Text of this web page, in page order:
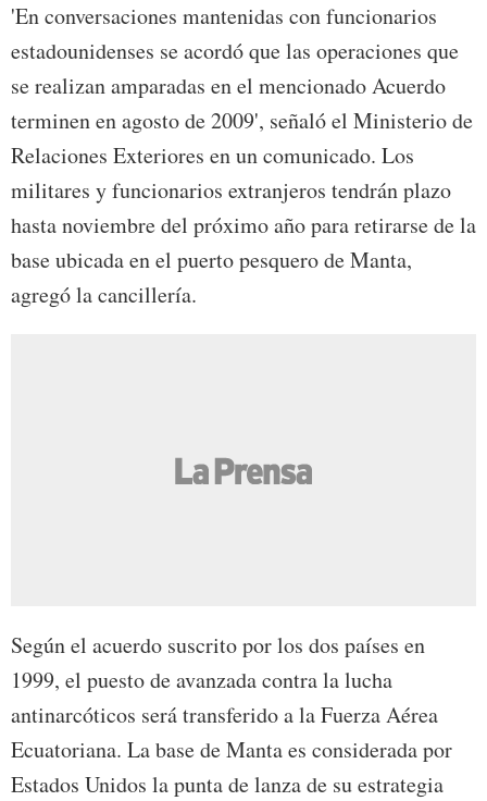
'En conversaciones mantenidas con funcionarios
estadounidenses se acordó que las operaciones que
se realizan amparadas en el mencionado Acuerdo
terminen en agosto de 2009', señaló el Ministerio de
Relaciones Exteriores en un comunicado. Los
militares y funcionarios extranjeros tendrán plazo
hasta noviembre del próximo año para retirarse de la
base ubicada en el puerto pesquero de Manta,
agregó la cancillería.
Según el acuerdo suscrito por los dos países en
1999, el puesto de avanzada contra la lucha
antinarcóticos será transferido a la Fuerza Aérea
Ecuatoriana. La base de Manta es considerada por
Estados Unidos la punta de lanza de su estrategia